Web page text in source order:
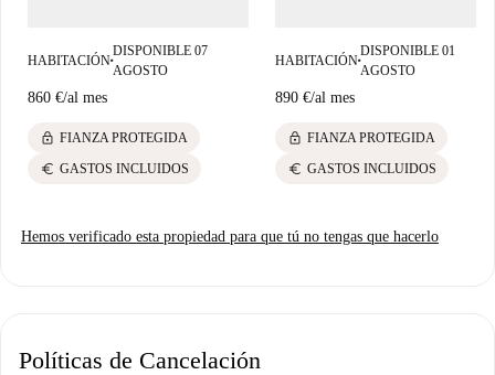
HABITACIÓN■
DISPONIBLE 07
AGOSTO
860 €/al mes
lock FIANZA PROTEGIDA
euro GASTOS INCLUIDOS
HABITACIÓN■
DISPONIBLE 01
AGOSTO
890 €/al mes
lock FIANZA PROTEGIDA
euro GASTOS INCLUIDOS
Hemos verificado esta propiedad para que tú no tengas que hacerlo
Políticas de Cancelación